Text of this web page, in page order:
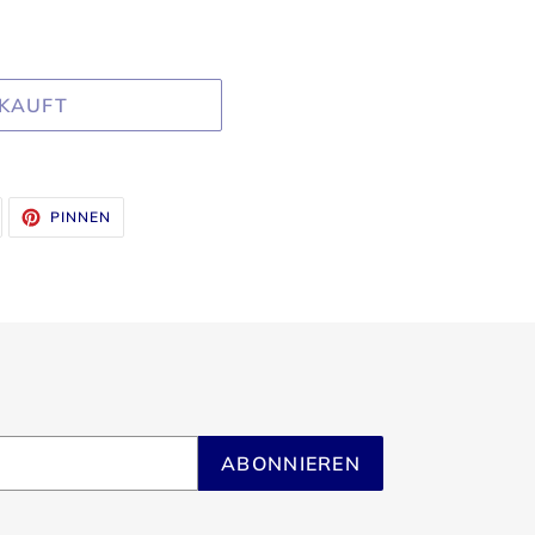
PINNEN
PINNEN
ABONNIEREN